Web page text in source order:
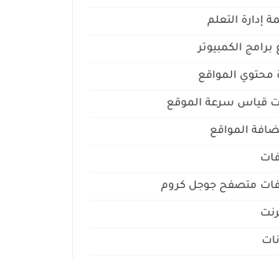
إدارة التعلم
برامج الكمبيوتر
محتوي المواقع
قياس سرعة الموقع
المواقع
متصفح جوجل كروم